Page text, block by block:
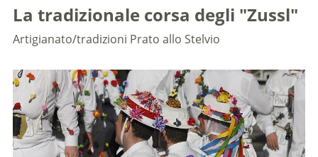
La tradizionale corsa degli "Zussl"
Artigianato/tradizioni Prato allo Stelvio